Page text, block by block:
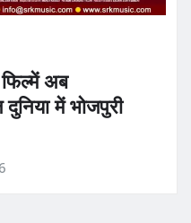
अब
में भोजपुरी